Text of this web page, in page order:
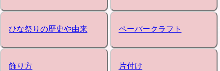
ひな祭りの歴史や由来 ペーパークラフト
飾り方 片付け